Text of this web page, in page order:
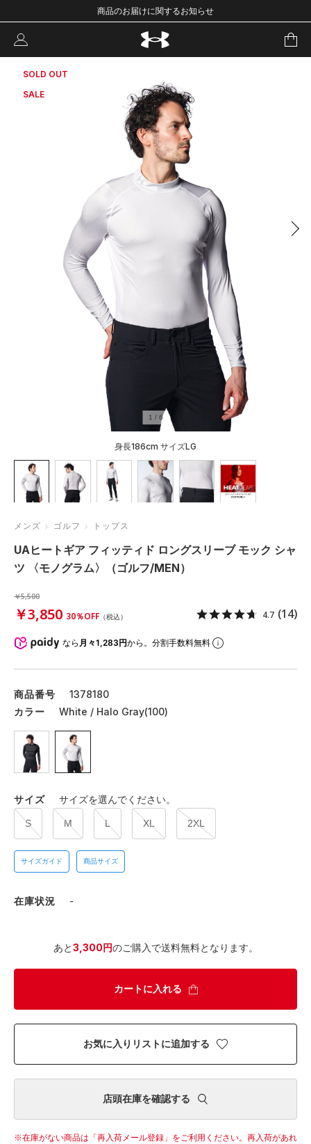
商品のお届けに関するお知らせ
SOLD OUT
SALE
1 / 6
身長186cm サイズLG
メンズ ゴルフ トップス
UAヒートギア フィッティド ロングスリーブ モック シャ
ツ 〈モノグラム〉（ゴルフ/MEN）
￥5,500
￥3,850 30％OFF （税込） 4.7 (14)
なら 月々1,283円から。分割手数料無料
商品番号
1378180
カラー
White / Halo Gray(100)
サイズ サイズを選んでください。
S M L XL 2XL
サイズガイド 商品サイズ
在庫状況 -
あと3,300円のご購入で送料無料となります。
カートに入れる
お気に入りリストに追加する
店頭在庫を確認する
在庫がない商品は「再入荷メール登録」をご利用ください。 再入荷があれ